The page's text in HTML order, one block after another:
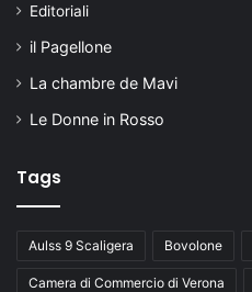
Editoriali
il Pagellone
La chambre de Mavi
Le Donne in Rosso
Tags
Aulss 9 Scaligera Bovolone
Camera di Commercio di Verona